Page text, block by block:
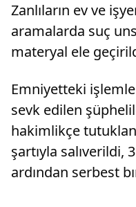
Zanlıların ev ve
aramalarda suç
materyal ele
Emniyetteki
sevk edilen
hakimlikçe
şartıyla salıverildi,
ardından serbest